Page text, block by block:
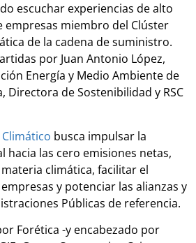
escuchar experiencias de alto
miembro del Clúster
de la cadena de suministro.
por Juan Antonio López,
Energía y Medio Ambiente de
Directora de Sostenibilidad y RSC
busca impulsar la
hacia las cero emisiones netas,
climática, facilitar el
y potenciar las alianzas y
Públicas de referencia.
Forética -y encabezado por